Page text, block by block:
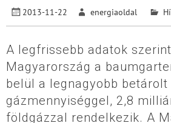
2013-11-22 energiaoldal
A legfrissebb adatok szerint
Magyarország a
belül a legnagyobb betárolt
gázmennyiséggel, 2,8
földgázzal rendelkezik. A